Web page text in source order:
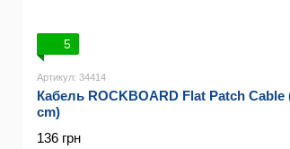
5
Артикул: 34414
Кабель ROCKBOARD Flat Patch Cable
cm)
136 грн